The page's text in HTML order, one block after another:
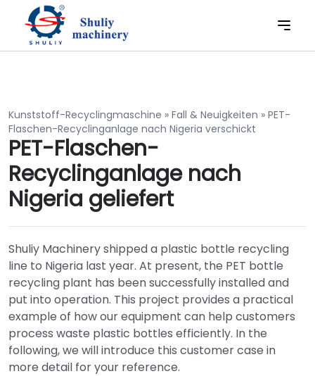
Kunststoff-Recyclingmaschine » Fall & Neuigkeiten » PET-
Flaschen-Recyclinganlage nach Nigeria verschickt
PET-Flaschen-
Recyclinganlage nach
Nigeria geliefert
Shuliy Machinery shipped a plastic bottle recycling
line to Nigeria last year. At present, the PET bottle
recycling plant has been successfully installed and
put into operation. This project provides a practical
example of how our equipment can help customers
process waste plastic bottles efficiently. In the
following, we will introduce this customer case in
more detail for your reference.